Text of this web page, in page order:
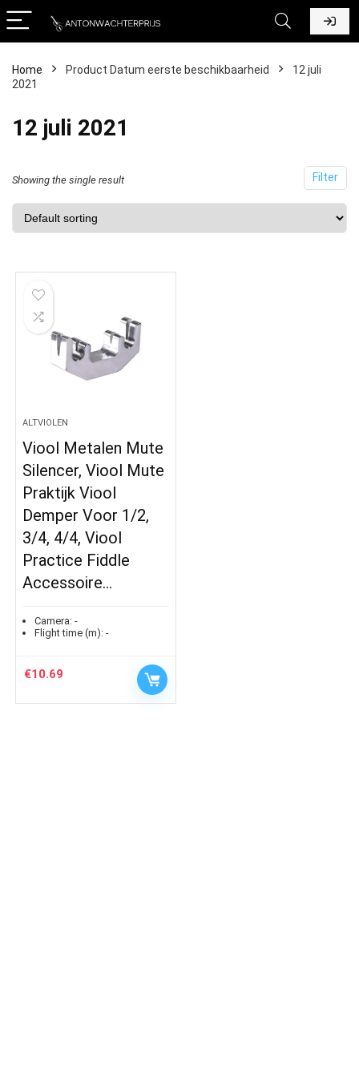
Home Product Datum eerste beschikbaarheid
12 juli
2021
12 juli 2021
Filter
Showing the single result
ALTVIOLEN
Viool Metalen Mute
Silencer, Viool Mute
Praktijk Viool
Demper Voor 1/2,
3/4, 4/4, Viool
Practice Fiddle
Accessoire…
Camera: -
Flight time (m): -
€10.69